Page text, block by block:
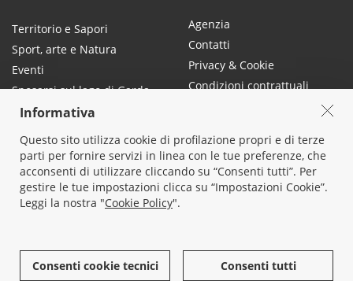
Territorio e Sapori
Sport, arte e Natura
Eventi
Sposarsi sul lago di Garda
Traffico e mobilità sul lago di
Agenzia
Contatti
Privacy & Cookie
Condizioni contrattuali
SOCIAL
Informativa
Questo sito utilizza cookie di profilazione propri e di terze
parti per fornire servizi in linea con le tue preferenze, che
acconsenti di utilizzare cliccando su “Consenti tutti”. Per
gestire le tue impostazioni clicca su “Impostazioni Cookie”.
Leggi la nostra "Cookie Policy".
Consenti tutti
Consenti cookie tecnici